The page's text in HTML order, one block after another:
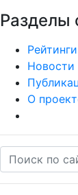
Разделы
Новости
О